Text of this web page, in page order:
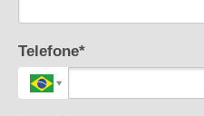
Telefone*